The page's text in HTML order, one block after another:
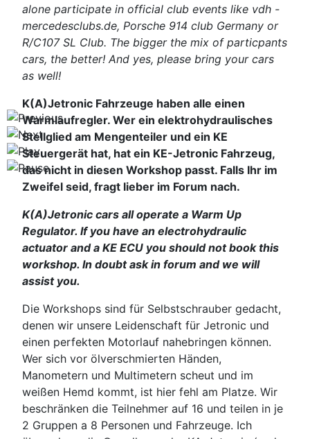
alone participate in official club events like vdh -
mercedesclubs.de, Porsche 914 club Germany or
R/C107 SL Club. The bigger the mix of particpants
cars, the better! And yes, please bring your cars
as well!
K(A)Jetronic Fahrzeuge haben alle einen
Warmlaufregler. Wer ein elektrohydraulisches
Stellglied am Mengenteiler und ein KE
Steuergerät hat, hat ein KE-Jetronic Fahrzeug,
das nicht in diesen Workshop passt. Falls Ihr im
Zweifel seid, fragt lieber im Forum nach.
K(A)Jetronic cars all operate a Warm Up
Regulator. If you have an electrohydraulic
actuator and a KE ECU you should not book this
workshop. In doubt ask in forum and we will
assist you.
Die Workshops sind für Selbstschrauber gedacht,
denen wir unsere Leidenschaft für Jetronic und
einen perfekten Motorlauf nahebringen können.
Wer sich vor ölverschmierten Händen,
Manometern und Multimetern scheut und im
weißen Hemd kommt, ist hier fehl am Platze. Wir
beschränken die Teilnehmer auf 16 und teilen in je
2 Gruppen a 8 Personen und Fahrzeuge. Ich